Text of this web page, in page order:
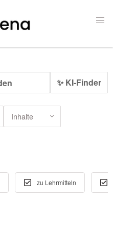
✨ KI-Finder
Inhalte
zu Lehrmitteln